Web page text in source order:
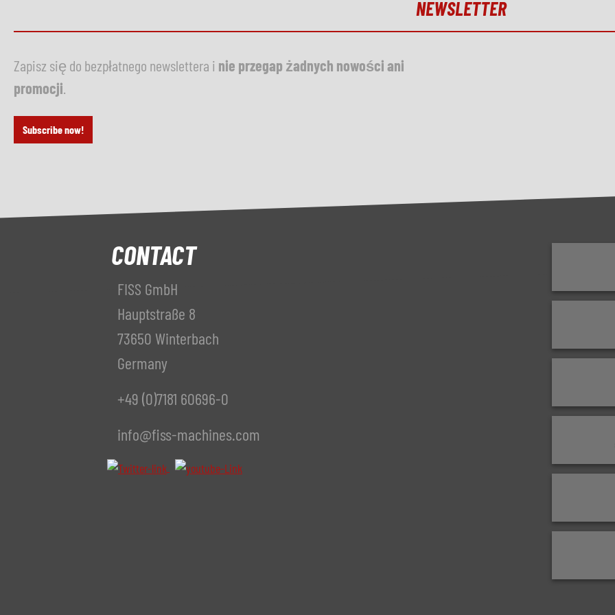
NEWSLETTER
Zapisz się do bezpłatnego newslettera i nie przegap żadnych nowości ani
promocji
Subscribe now!
CONTACT
FISS GmbH
Hauptstraße 8
73650 Winterbach
Germany
+49 (0)7181 60696-0
info@fiss-machines.com